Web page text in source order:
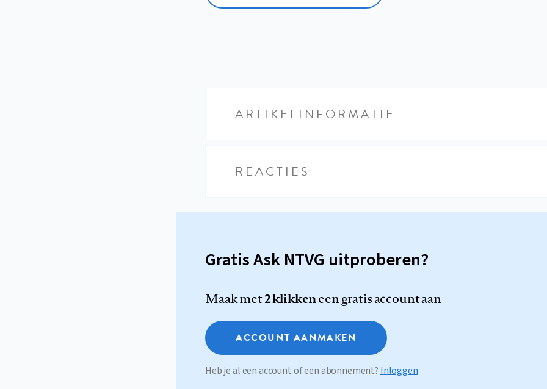
ARTIKELINFORMATIE
REACTIES
Gratis Ask NTVG uitproberen?
Maak met2 klikkeneen gratis account aan
ACCOUNT AANMAKEN
Heb je al een account of een abonnement? Inloggen